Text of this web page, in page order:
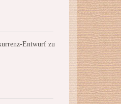
Entwurf zu